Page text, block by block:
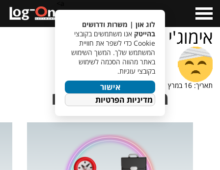
Menu
אימוג'י פצוע
תאריך: 16 במרץ 2021
מאמרים נוספים
לוג און | משרות ודרושים
בהייטק אנו משתמשים בקובצי
Cookie כדי לשפר את חוויית
המשתמש שלך. המשך השימוש
באתר מהווה הסכמה לשימוש
בקובצי עוגיות.
אישור
מדיניות הפרטיות